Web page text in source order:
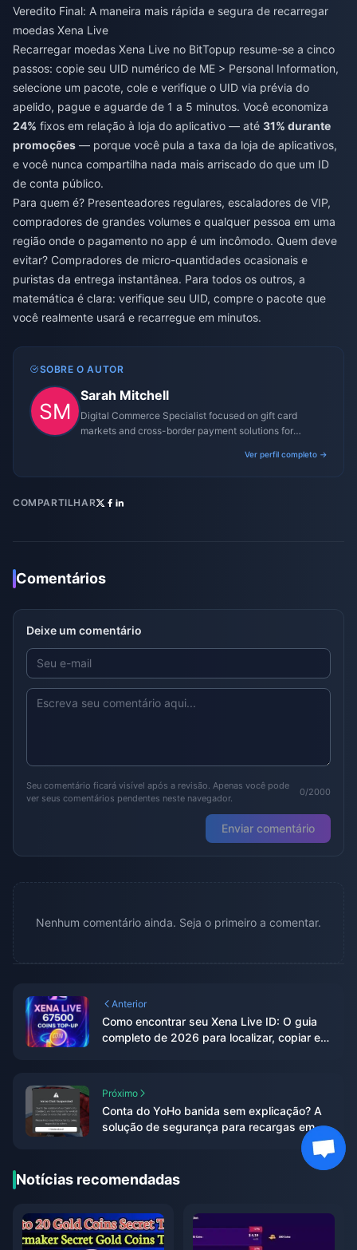
Veredito Final: A maneira mais rápida e segura de recarregar
moedas Xena Live
Recarregar moedas Xena Live no BitTopup resume-se a cinco
passos: copie seu UID numérico de ME > Personal Information,
selecione um pacote, cole e verifique o UID via prévia do
apelido, pague e aguarde de 1 a 5 minutos. Você economiza
24% fixos em relação à loja do aplicativo — até 31% durante
promoções — porque você pula a taxa da loja de aplicativos,
e você nunca compartilha nada mais arriscado do que um ID
de conta público.
Para quem é? Presenteadores regulares, escaladores de VIP,
compradores de grandes volumes e qualquer pessoa em uma
região onde o pagamento no app é um incômodo. Quem deve
evitar? Compradores de micro-quantidades ocasionais e
puristas da entrega instantânea. Para todos os outros, a
matemática é clara: verifique seu UID, compre o pacote que
você realmente usará e recarregue em minutos.
SOBRE O AUTOR
Sarah Mitchell
Digital Commerce Specialist focused on gift card
markets and cross-border payment solutions for
Ver perfil completo →
COMPARTILHAR
Comentários
Deixe um comentário
Seu comentário ficará visível após a revisão. Apenas você pode
ver seus comentários pendentes neste navegador.
0/2000
Enviar comentário
Nenhum comentário ainda. Seja o primeiro a comentar.
Anterior
Como encontrar seu Xena Live ID: O guia
completo de 2026 para localizar, copiar e
Próximo
Conta do YoHo banida sem explicação? A
solução de segurança para recargas em
Notícias recomendadas